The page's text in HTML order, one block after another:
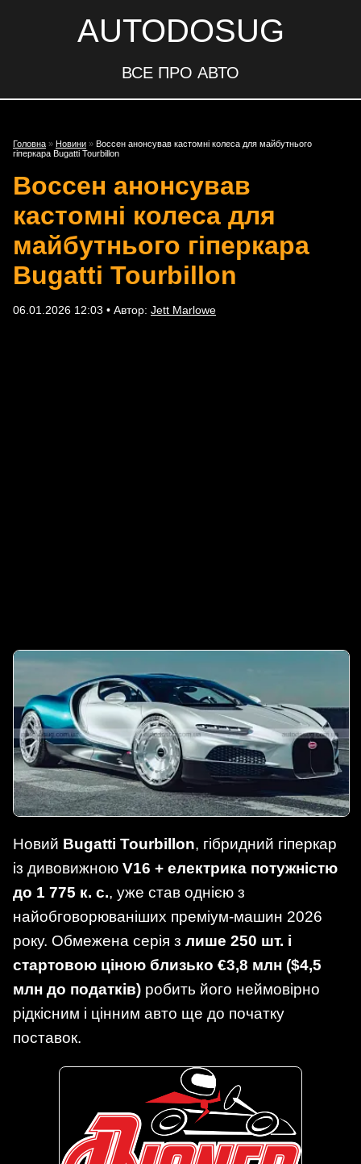
AUTODOSUG
ВСЕ ПРО АВТО
Головна » Новини » Воссен анонсував кастомні колеса для майбутнього
гіперкара Bugatti Tourbillon
Воссен анонсував
кастомні колеса для
майбутнього гіперкара
Bugatti Tourbillon
06.01.2026 12:03 • Автор: Jett Marlowe
Новий Bugatti Tourbillon, гібридний гіперкар
із дивовижною V16 + електрика потужністю
до 1 775 к. с., уже став однією з
найобговорюваніших преміум-машин 2026
року. Обмежена серія з лише 250 шт. і
стартовою ціною близько €3,8 млн ($4,5
млн до податків) робить його неймовірно
рідкісним і цінним авто ще до початку
поставок.